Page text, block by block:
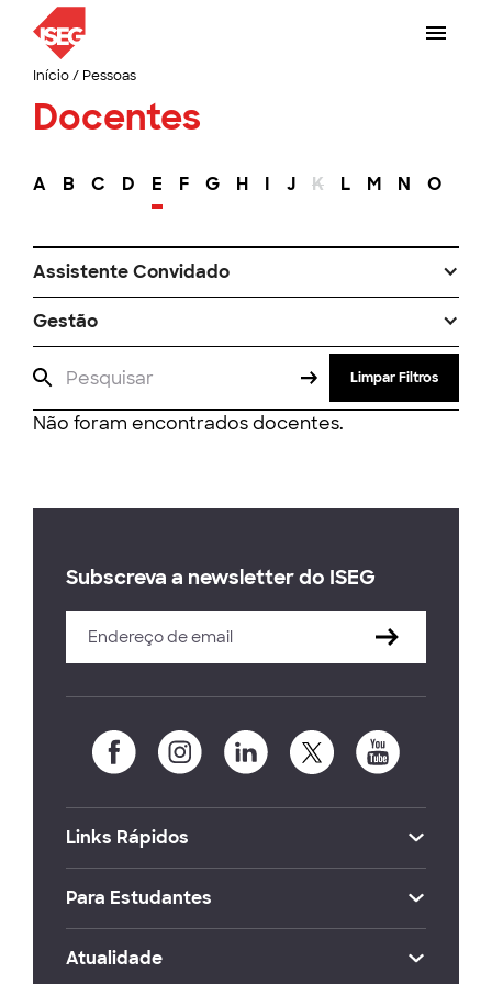
Início/ Pessoas
Docentes
A B C D E F G H I J K L M N O
Assistente Convidado
Gestão
Limpar Filtros
Não foram encontrados docentes.
Subscreva a newsletter do ISEG
Links Rápidos
Para Estudantes
Atualidade